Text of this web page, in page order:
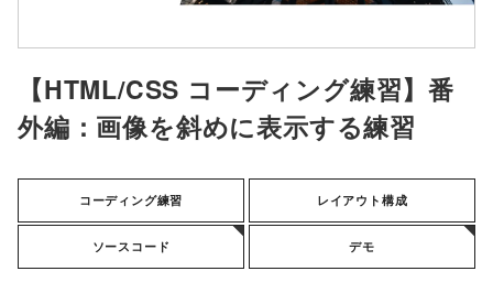
【HTML/CSS コーディング練習】番
外編：画像を斜めに表示する練習
コーディング練習 レイアウト構成
ソースコード デモ